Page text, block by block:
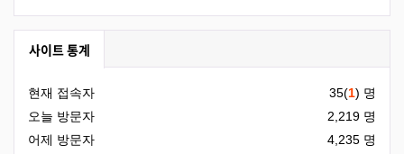
사이트 통계
현재 접속자 35(1) 명
오늘 방문자
2,219 명
어제 방문자
4,235 명